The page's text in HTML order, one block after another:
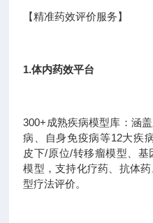
【精准药效评价服务】
1.体内药效平台
300+成熟疾病模型库：涵
病、自身免疫病等12大疾
皮下/原位/转移瘤模型、
模型，支持化疗药、抗体
型疗法评价。